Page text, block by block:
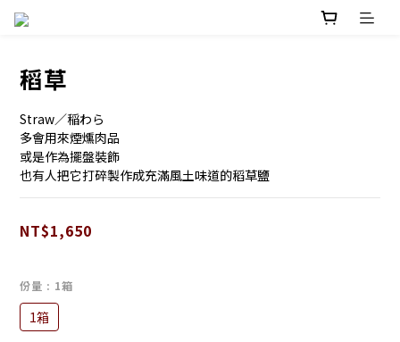
稻草
Straw／稲わら
多會用來煙燻肉品
或是作為擺盤裝飾
也有人把它打碎製作成充滿風土味道的稻草鹽
NT$1,650
份量 : 1箱
1箱